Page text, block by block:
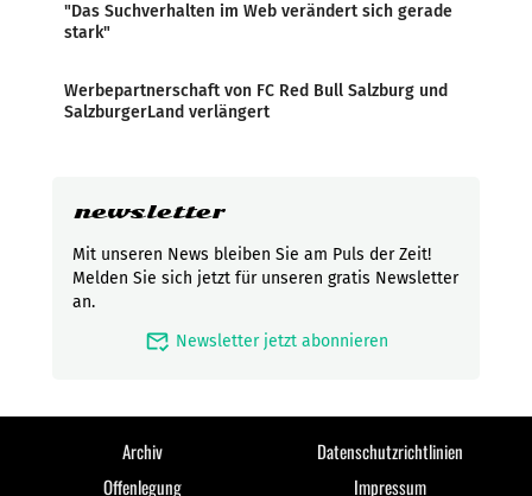
"Das Suchverhalten im Web verändert sich gerade
stark"
Werbepartnerschaft von FC Red Bull Salzburg und
SalzburgerLand verlängert
newsletter
Mit unseren News bleiben Sie am Puls der Zeit!
Melden Sie sich jetzt für unseren gratis Newsletter
an.
mark_email_read Newsletter jetzt abonnieren
Archiv
Datenschutzrichtlinien
Offenlegung
Impressum